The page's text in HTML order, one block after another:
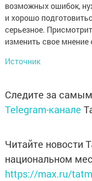
возможных ошибок,
и хорошо
серьезное.
изменить свое мнение
Источник
Следите за
Telegram-канале
Читайте новости
национальном
https://max.ru/